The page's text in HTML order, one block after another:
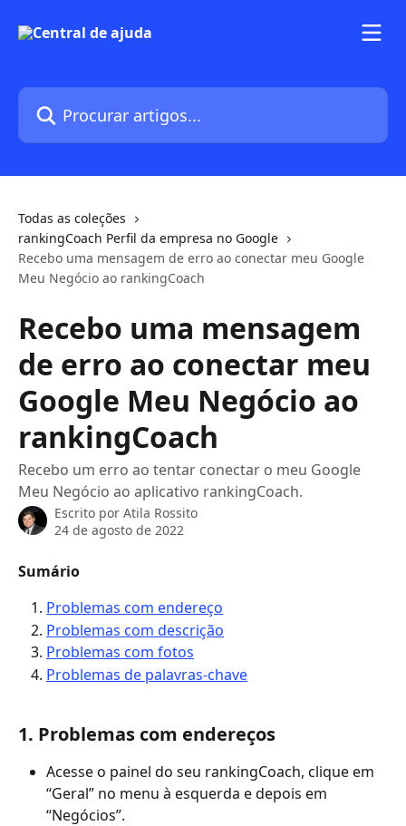
Procurar artigos...
Todas as coleções
rankingCoach Perfil da empresa no Google
Recebo uma mensagem de erro ao conectar meu Google
Meu Negócio ao rankingCoach
Recebo uma mensagem
de erro ao conectar meu
Google Meu Negócio ao
rankingCoach
Recebo um erro ao tentar conectar o meu Google
Meu Negócio ao aplicativo rankingCoach.
Escrito por Atila Rossito
24 de agosto de 2022
Sumário
Problemas com endereço
Problemas com descrição
Problemas com fotos
Problemas de palavras-chave
1. Problemas com endereços
Acesse o painel do seu rankingCoach, clique em
“Geral” no menu à esquerda e depois em
“Negócios”.